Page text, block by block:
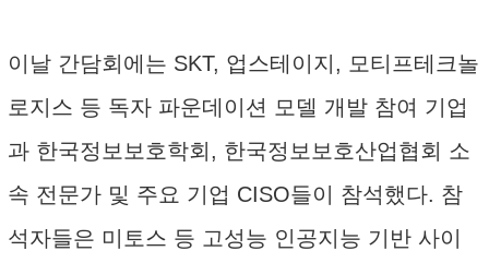
이날 간담회에는 SKT, 업스테이지, 모티프테크놀
로지스 등 독자 파운데이션 모델 개발 참여 기업
과 한국정보보호학회, 한국정보보호산업협회 소
속 전문가 및 주요 기업 CISO들이 참석했다. 참
석자들은 미토스 등 고성능 인공지능 기반 사이